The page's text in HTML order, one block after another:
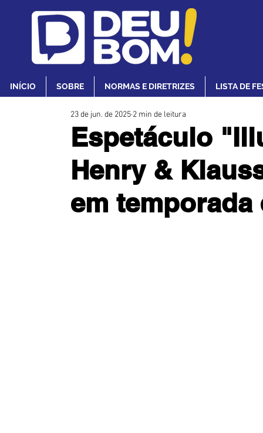
INÍCIO SOBRE NORMAS E DIRETRIZES LISTA DE
Espetáculo
Henry &
em
23 de jun. de 2025 2 min de leitura